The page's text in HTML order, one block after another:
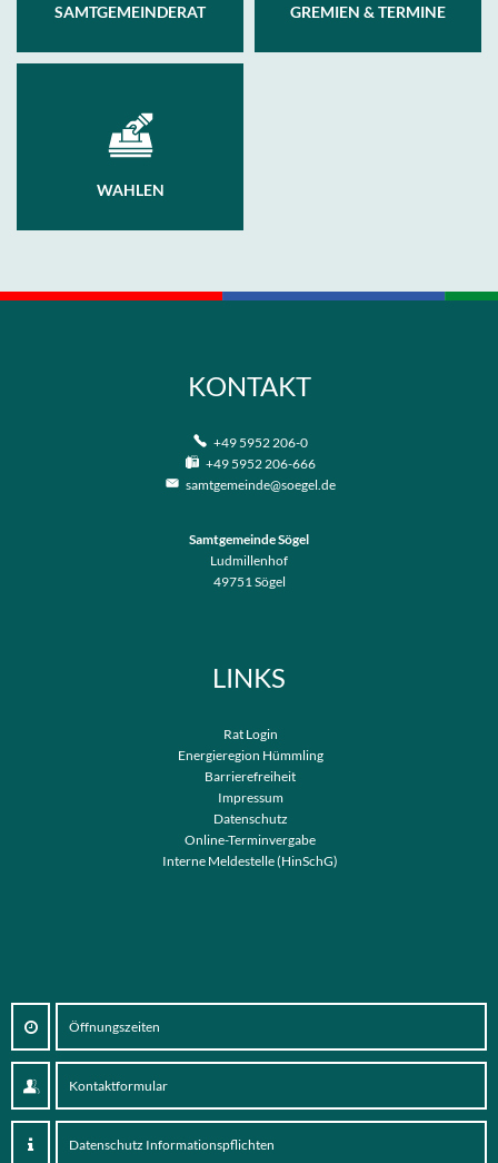
SAMTGEMEINDERAT GREMIEN & TERMINE
WAHLEN
KONTAKT
+49 5952 206-0
+49 5952 206-666
samtgemeinde@soegel.de
Samtgemeinde Sögel
Ludmillenhof
49751Sögel
LINKS
Rat Login
Energieregion Hümmling
Barrierefreiheit
Impressum
Datenschutz
Online-Terminvergabe
Interne Meldestelle (HinSchG)
Öffnungszeiten
Kontaktformular
Datenschutz Informationspflichten